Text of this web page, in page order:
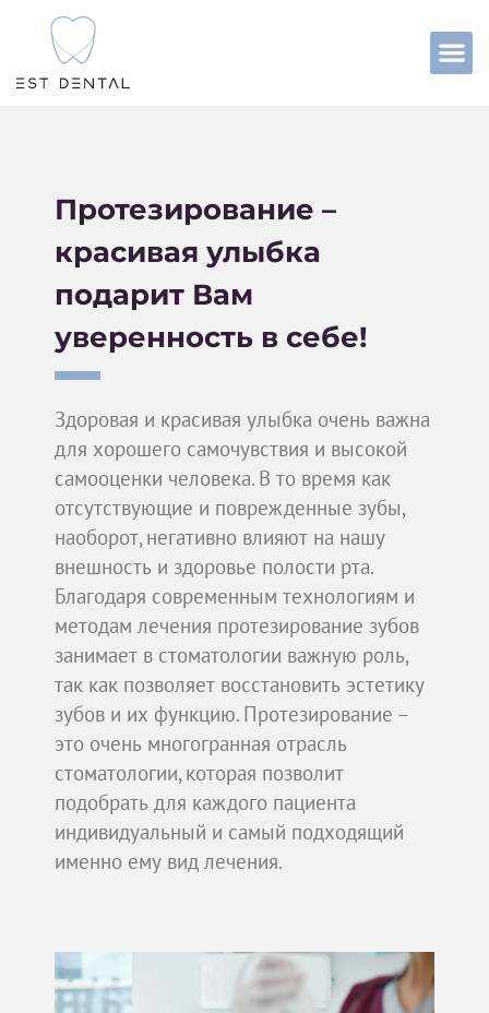
Протезирование –
красивая улыбка
подарит Вам
уверенность в себе!
Здоровая и красивая улыбка очень важна
для хорошего самочувствия и высокой
самооценки человека. В то время как
отсутствующие и поврежденные зубы,
наоборот, негативно влияют на нашу
внешность и здоровье полости рта.
Благодаря современным технологиям и
методам лечения протезирование зубов
занимает в стоматологии важную роль,
так как позволяет восстановить эстетику
зубов и их функцию. Протезирование –
это очень многогранная отрасль
стоматологии, которая позволит
подобрать для каждого пациента
индивидуальный и самый подходящий
именно ему вид лечения.